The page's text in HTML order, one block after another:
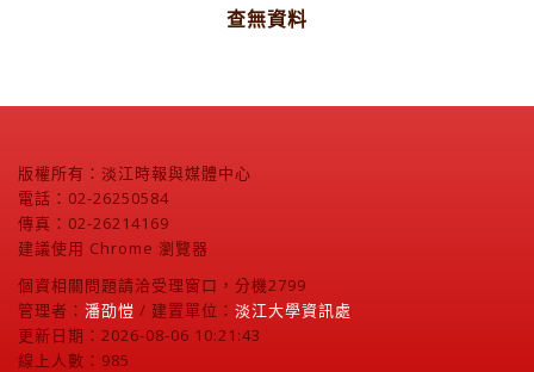
查無資料
版權所有：淡江時報與媒體中心
電話：02-26250584
傳真：02-26214169
建議使用 Chrome 瀏覽器
個資相關問題請洽受理窗口，分機2799
管理者： 潘劭愷 / 建置單位： 淡江大學資訊處
更新日期：2026-08-06 10:21:43
線上人數：985